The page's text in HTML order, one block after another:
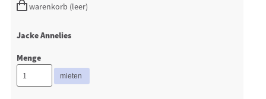
warenkorb (leer)
Jacke Annelies
Menge